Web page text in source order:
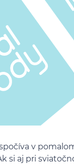
v
si aj pri